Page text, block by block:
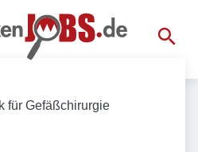
für Gefäßchirurgie